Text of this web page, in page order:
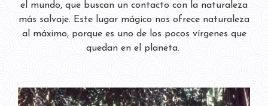
el mundo, que buscan un contacto con la naturaleza
más salvaje. Este lugar mágico nos ofrece naturaleza
al máximo, porque es uno de los pocos vírgenes que
quedan en el planeta.